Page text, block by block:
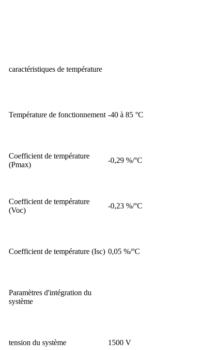
caractéristiques de température
Température de fonctionnement -40 à 85 °C
Coefficient de température
(Pmax)
-0,29 %/°C
Coefficient de température
(Voc)
-0,23 %/°C
Coefficient de température (Isc) 0,05 %/°C
Paramètres d'intégration du
système
tension du système 1500 V